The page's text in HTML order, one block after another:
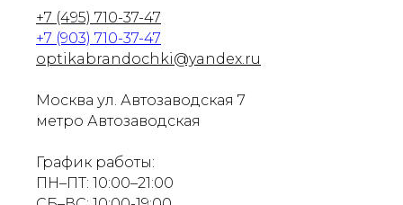
+7 (495) 710-37-47
+7 (903) 710-37-47
optikabrandochki@yandex.ru
Москва ул. Автозаводская 7
метро Автозаводская
График работы:
ПН–ПТ: 10:00–21:00